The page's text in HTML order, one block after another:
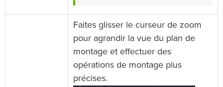
Faites glisser le curseur de zoom
pour agrandir la vue du plan de
montage et effectuer des
opérations de montage plus
précises.